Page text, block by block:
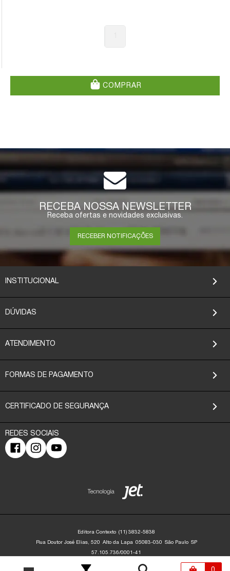
COMPRAR
RECEBA NOSSA NEWSLETTER
Receba ofertas e novidades exclusivas.
RECEBER NOTIFICAÇÕES
INSTITUCIONAL
DÚVIDAS
ATENDIMENTO
FORMAS DE PAGAMENTO
CERTIFICADO DE SEGURANÇA
Editora Contexto (11) 3832-5838
Rua Doutor José Elias, 520 Alto da Lapa 05083-030 São Paulo SP
57.105.736/0001-41
Lapa - São Paulo/SP - 05083-030 | contato@editoracontexto.com.br | +55 11